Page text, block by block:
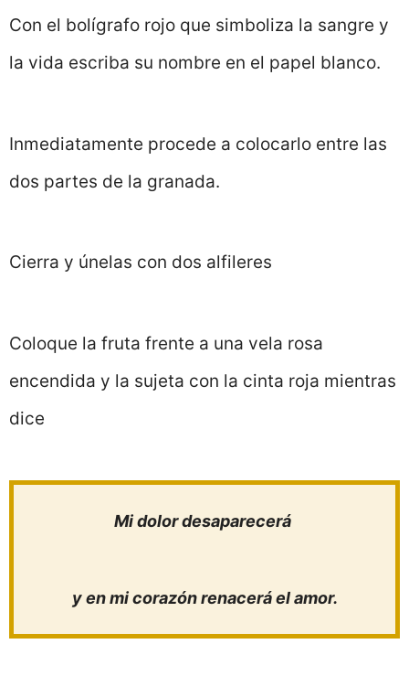
Con el bolígrafo rojo que simboliza la sangre y
la vida escriba su nombre en el papel blanco.
Inmediatamente procede a colocarlo entre las
dos partes de la granada.
Cierra y únelas con dos alfileres
Coloque la fruta frente a una vela rosa
encendida y la sujeta con la cinta roja mientras
dice
Mi dolor desaparecerá
y en mi corazón renacerá el amor.